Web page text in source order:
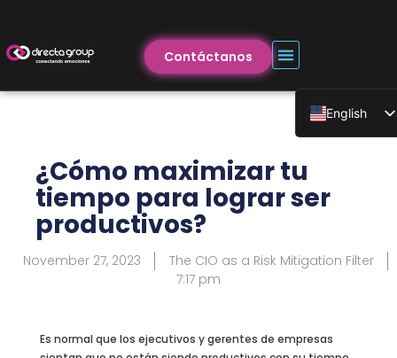
Contáctanos
English
¿Cómo maximizar tu
tiempo para lograr ser
productivos?
November 27, 2023
The CIO as a Risk Mitigation Filter
7:17 pm
Es normal que los ejecutivos y gerentes de empresas